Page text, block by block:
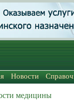
Новости
медицины